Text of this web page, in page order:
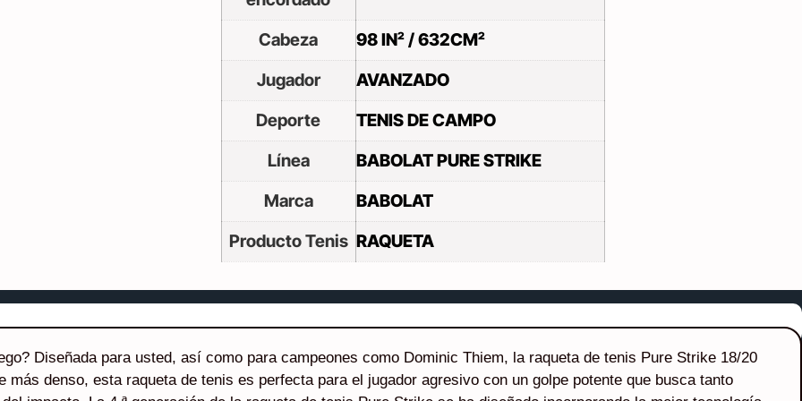
Cabeza
98 IN² / 632CM²
Jugador
AVANZADO
Deporte
TENIS DE CAMPO
Línea
BABOLAT PURE STRIKE
Marca
BABOLAT
Producto Tenis RAQUETA
Diseñada para usted, así como para campeones como Dominic Thiem, la raqueta de tenis Pure Strike 18/20
denso, esta raqueta de tenis es perfecta para el jugador agresivo con un golpe potente que busca tanto